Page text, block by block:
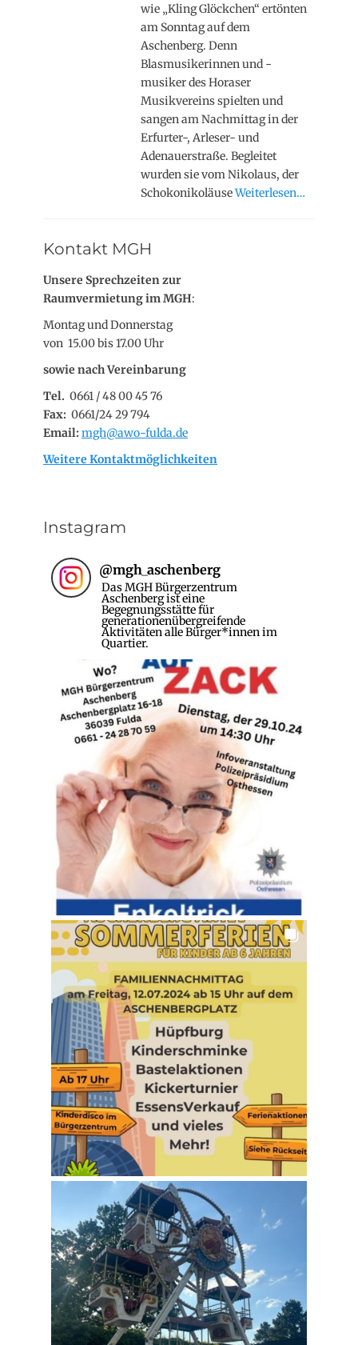
wie „Kling Glöckchen“ ertönten
am Sonntag auf dem
Aschenberg. Denn
Blasmusikerinnen und -
musiker des Horaser
Musikvereins spielten und
sangen am Nachmittag in der
Erfurter-, Arleser- und
Adenauerstraße. Begleitet
wurden sie vom Nikolaus, der
SchokonikoläuseWeiterlesen…
Kontakt MGH
Unsere Sprechzeiten zur
Raumvermietung im MGH:
Montag und Donnerstag
von 15.00 bis 17.00 Uhr
sowie nach Vereinbarung
Tel. 0661 / 48 00 45 76
Fax: 0661/24 29 794
Email: mgh@awo-fulda.de
Weitere Kontaktmöglichkeiten
Instagram
@mgh_aschenberg
Das MGH Bürgerzentrum
Aschenberg ist eine
Begegnungsstätte für
generationenübergreifende
Aktivitäten alle Bürger*innen im
Quartier.